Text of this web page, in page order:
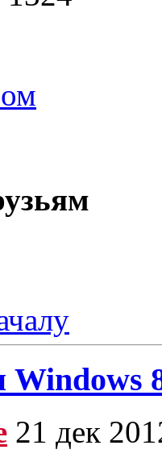
21 дек